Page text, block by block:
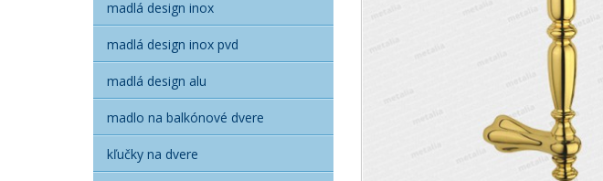
madlá design inox
madlá design inox pvd
madlá design alu
madlo na balkónové dvere
kľučky na dvere